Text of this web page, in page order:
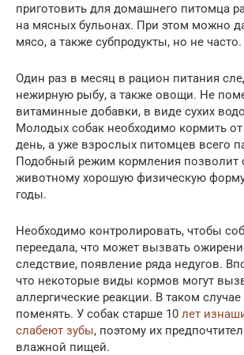
приготовить для домашнего питомца
на мясных бульонах. При этом можно
мясо, а также субпродукты, но не часто.
Один раз в месяц в рацион питания
нежирную рыбу, а также овощи. Не
витаминные добавки, в виде сухих
Молодых собак необходимо кормить от
день, а уже взрослых питомцев всего
Подобный режим кормления позволит
животному хорошую физическую
годы.
Необходимо контролировать, чтобы
переедала, что может вызвать
следствие, появление ряда недугов.
что некоторые виды кормов могут
аллергические реакции. В таком
поменять. У собак старше 10 лет
слабеют зубы, поэтому их
влажной пищей.